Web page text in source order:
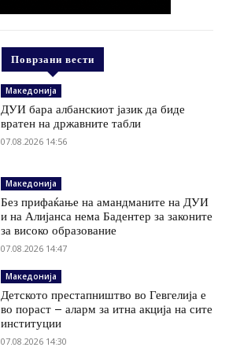
Поврзани вести
Македонија
ДУИ бара албанскиот јазик да биде
вратен на државните табли
07.08.2026 14:56
Македонија
Без прифаќање на амандманите на ДУИ
и на Алијанса нема Бадентер за законите
за високо образование
07.08.2026 14:47
Македонија
Детското престапништво во Гевгелија е
во пораст – аларм за итна акција на сите
институции
07.08.2026 14:30